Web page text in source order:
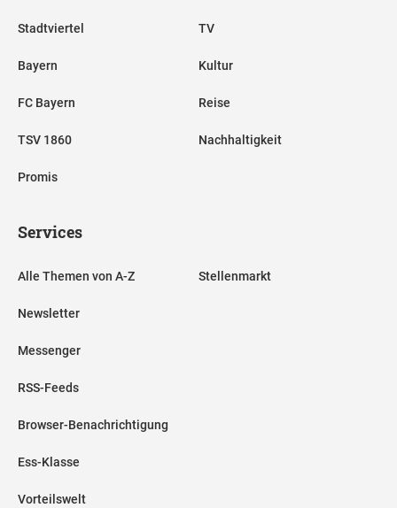
Stadtviertel
Bayern
FC Bayern
TSV 1860
Promis
TV
Kultur
Reise
Nachhaltigkeit
Services
Alle Themen von A-Z
Newsletter
Messenger
RSS-Feeds
Browser-Benachrichtigung
Ess-Klasse
Vorteilswelt
Stellenmarkt